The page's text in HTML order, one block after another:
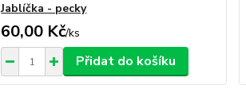
Jablíčka - pecky
60,00 Kč/ks
Přidat do košíku